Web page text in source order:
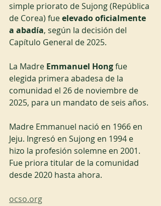
simple priorato de Sujong (República
de Corea) fue elevado oficialmente
a abadía, según la decisión del
Capítulo General de 2025.
La Madre Emmanuel Hong fue
elegida primera abadesa de la
comunidad el 26 de noviembre de
2025, para un mandato de seis años.
Madre Emmanuel nació en 1966 en
Jeju. Ingresó en Sujong en 1994 e
hizo la profesión solemne en 2001.
Fue priora titular de la comunidad
desde 2020 hasta ahora.
ocso.org